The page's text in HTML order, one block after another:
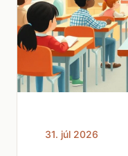
31. júl 2026